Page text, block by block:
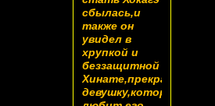
сбылась,и
также он
увидел в
хрупкой и
беззащитной
девушку,которая